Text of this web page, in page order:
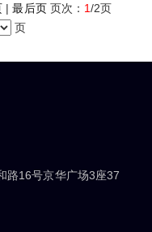
|最后页页次： 1/2页
页
路16号京华广场3座37